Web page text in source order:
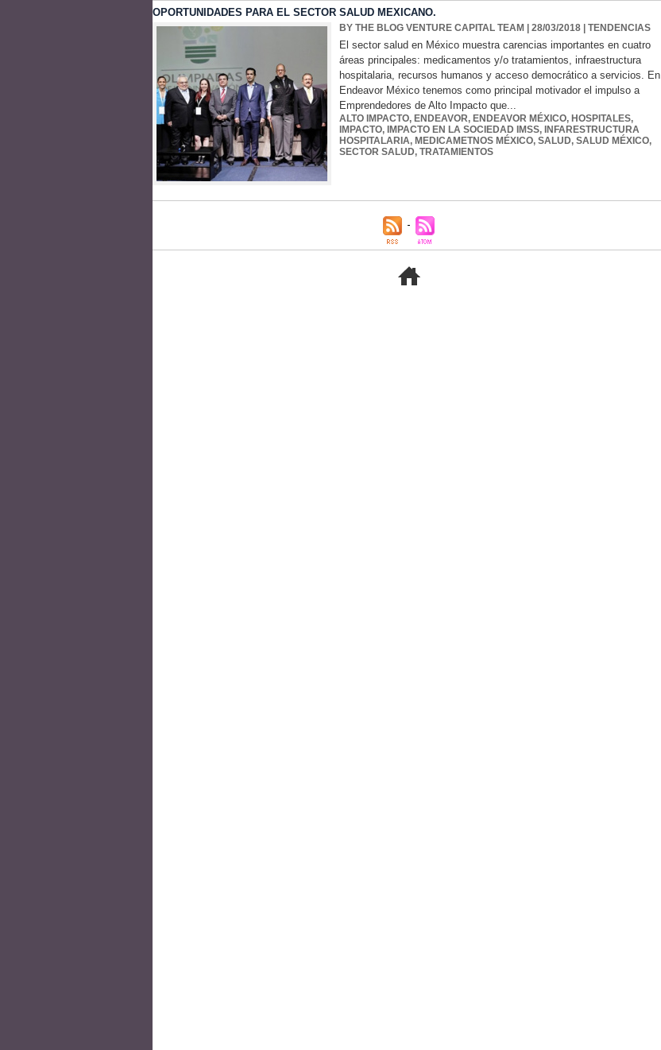
OPORTUNIDADES PARA EL SECTOR SALUD MEXICANO.
BY THE BLOG VENTURE CAPITAL TEAM | 28/03/2018 TENDENCIAS
El sector salud en México muestra carencias importantes en cuatro
áreas principales: medicamentos y/o tratamientos, infraestructura
hospitalaria, recursos humanos y acceso democrático a servicios. En
Endeavor México tenemos como principal motivador el impulso a
Emprendedores de Alto Impacto que...
ALTO IMPACTO, ENDEAVOR, ENDEAVOR MÉXICO, HOSPITALES,
IMPACTO, IMPACTO EN LA SOCIEDAD IMSS, INFARESTRUCTURA
HOSPITALARIA, MEDICAMETNOS MÉXICO, SALUD, SALUD MÉXICO,
SECTOR SALUD, TRATAMIENTOS